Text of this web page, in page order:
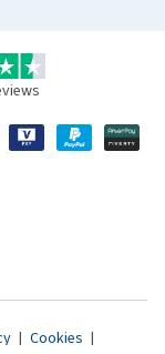
| Cookies |